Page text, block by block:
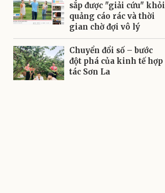
sắp được "giải cứu" khỏi
quảng cáo rác và thời
gian chờ đợi vô lý
Chuyển đổi số – bước
đột phá của kinh tế hợp
tác Sơn La